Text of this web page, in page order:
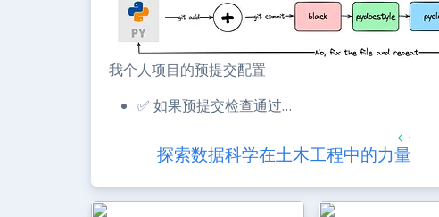
我个人项目的预提交配置
✅ 如果预提交检查通过…
探索数据科学在土木工程中的力量